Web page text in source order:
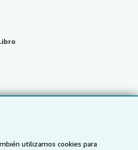
utilizamos cookies para